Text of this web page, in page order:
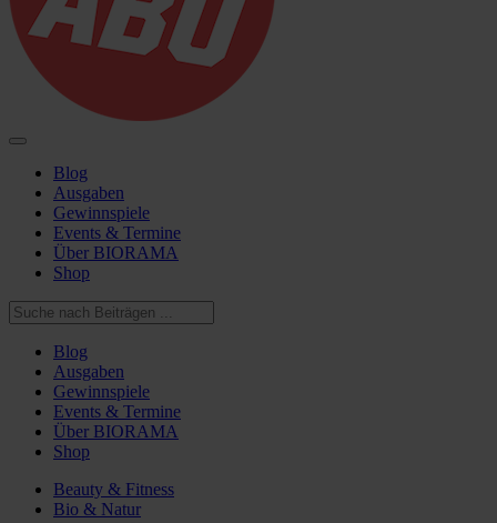
Blog
Ausgaben
Gewinnspiele
Events & Termine
Über BIORAMA
Shop
Blog
Ausgaben
Gewinnspiele
Events & Termine
Über BIORAMA
Shop
Beauty & Fitness
Bio & Natur